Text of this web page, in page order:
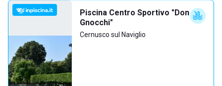
Piscina Centro Sportivo "Don
Gnocchi"
Cernusco sul Naviglio